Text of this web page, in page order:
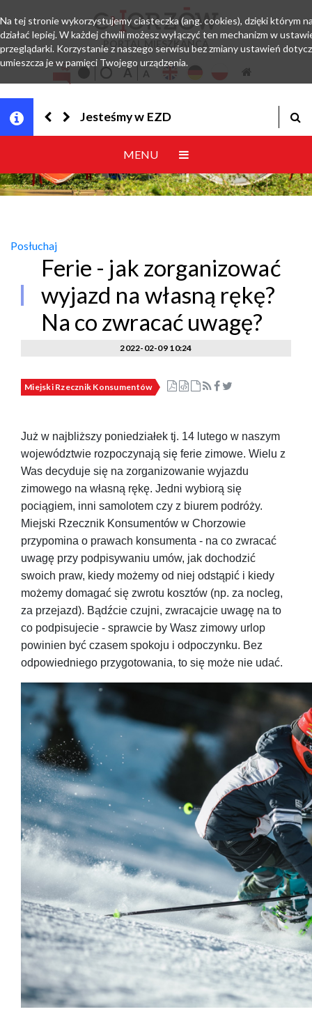
PORTAL MIESZKAŃCA
Jesteśmy w EZD
MENU
Posłuchaj
Ferie - jak zorganizować
wyjazd na własną rękę?
Na co zwracać uwagę?
2022-02-09 10:24
Miejski Rzecznik Konsumentów
Już w najbliższy poniedziałek tj. 14 lutego w naszym
województwie rozpoczynają się ferie zimowe. Wielu z
Was decyduje się na zorganizowanie wyjazdu
zimowego na własną rękę. Jedni wybiorą się
pociągiem, inni samolotem czy z biurem podróży.
Miejski Rzecznik Konsumentów w Chorzowie
przypomina o prawach konsumenta - na co zwracać
uwagę przy podpisywaniu umów, jak dochodzić
swoich praw, kiedy możemy od niej odstąpić i kiedy
możemy domagać się zwrotu kosztów (np. za nocleg,
za przejazd). Bądźcie czujni, zwracajcie uwagę na to
co podpisujecie - sprawcie by Wasz zimowy urlop
powinien być czasem spokoju i odpoczynku. Bez
odpowiedniego przygotowania, to się może nie udać.
Na tej stronie wykorzystujemy ciasteczka (ang. cookies), dzięki którym
działać lepiej. W każdej chwili możesz wyłączyć ten mechanizm w
przeglądarki. Korzystanie z naszego serwisu bez zmiany ustawień
umieszcza je w pamięci Twojego urządzenia.